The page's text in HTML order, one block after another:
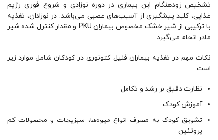
تشخیص زودهنگام این بیماری در دوره نوزادی و شروع فوری رژیم
غذایی، کلید پیشگیری از آسیب‌های عصبی می‌باشد. در نوزادان، تغذیه
با ترکیبی از شیر خشک مخصوص بیماران PKU و مقدار کنترل شده شیر
مادر انجام می‌گیرد.
نکات مهم در تغذیه بیماران فنیل کتونوری در کودکان شامل موارد زیر
است:
نظارت دقیق بر رشد و تکامل
آموزش کودک
تشویق کودک به مصرف انواع میوه‌ها، سبزیجات و محصولات کم
پروتئین